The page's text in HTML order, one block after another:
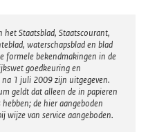
Staatsblad, Staatscourant,
waterschapsblad en blad
formele bekendmakingen in de
goedkeuring en
na 1 juli 2009 zijn uitgegeven.
geldt dat alleen de in papieren
de hier aangeboden
wijze van service aangeboden.